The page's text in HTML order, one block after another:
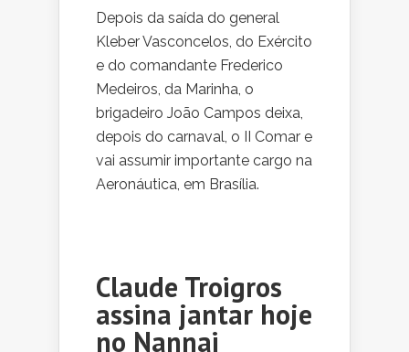
Depois da saída do general
Kleber Vasconcelos, do Exército
e do comandante Frederico
Medeiros, da Marinha, o
brigadeiro João Campos deixa,
depois do carnaval, o II Comar e
vai assumir importante cargo na
Aeronáutica, em Brasília.
Claude Troigros
assina jantar hoje
no Nannai